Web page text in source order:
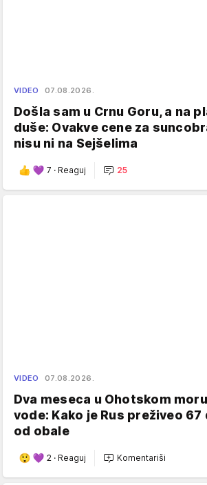
VIDEO 07.08.2026.
Došla sam u Crnu Goru, a na
duše: Ovakve cene za
nisu ni na Sejšelima
7 · Reaguj 25
VIDEO 07.08.2026.
Dva meseca u Ohotskom
vode: Kako je Rus preživeo 67
od obale
2 · Reaguj Komentariši